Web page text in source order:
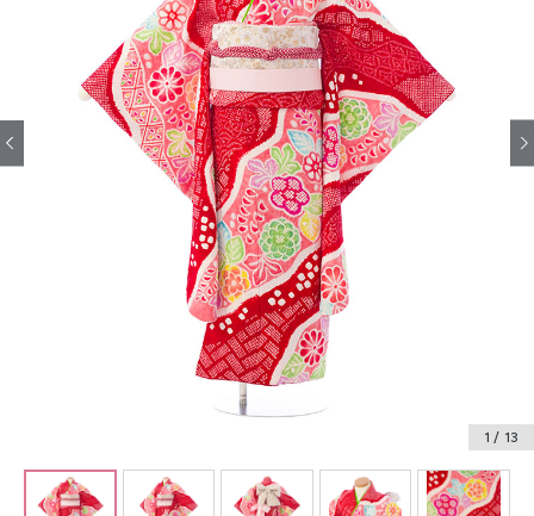
お客様はこちら
着物の種類から探す
七五三レンタル
訪問着・付下げレンタル
ジュニア着物レンタル
1 / 13